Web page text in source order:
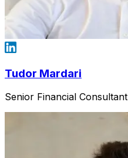
Tudor Mardari
Senior Financial Consultant